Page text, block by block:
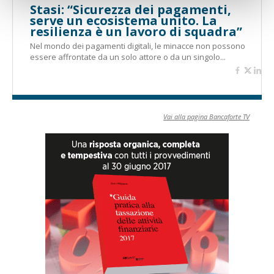
Stasi: “Sicurezza dei pagamenti,
serve un ecosistema unito. La
resilienza è un lavoro di squadra”
Nel mondo dei pagamenti digitali, le minacce non possono
essere affrontate da un solo attore o da un singolo...
Vai alla pagina Bancaforte TV